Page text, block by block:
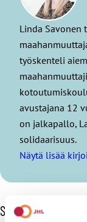
Linda Savonen
työskenteli
avustajana 12
on jalkapallo,
solidaarisuus.
Näytä lisää
Sinua voisi